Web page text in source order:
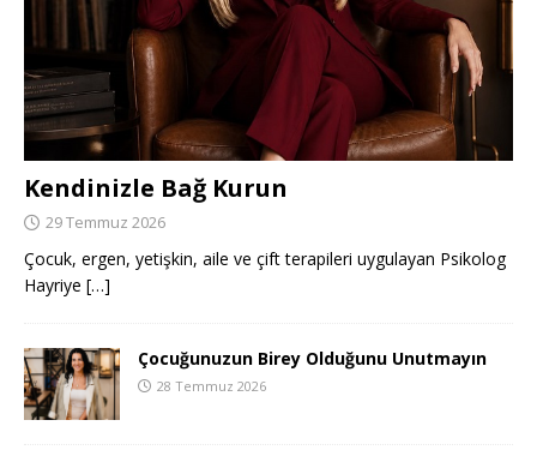
Kendinizle Bağ Kurun
29 Temmuz 2026
Çocuk, ergen, yetişkin, aile ve çift terapileri uygulayan Psikolog
Hayriye […]
Çocuğunuzun Birey Olduğunu Unutmayın
28 Temmuz 2026